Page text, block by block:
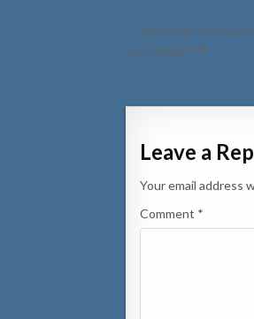
Post
navigation
← Anochi di
na Colegio EPI.
Leave a
Your email address
Comment *